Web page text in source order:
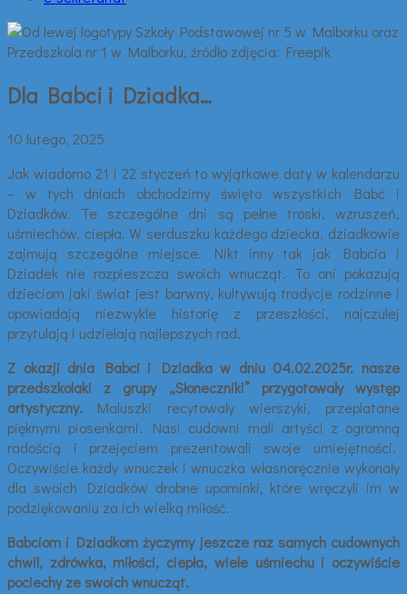
Dla Babci i Dziadka…
10 lutego, 2025
Jak wiadomo 21 i 22 styczeń to wyjątkowe daty w kalendarzu
– w tych dniach obchodzimy święto wszystkich Babć i
Dziadków. Te szczególne dni są pełne troski, wzruszeń,
uśmiechów, ciepła. W serduszku każdego dziecka, dziadkowie
zajmują szczególne miejsce. Nikt inny tak jak Babcia i
Dziadek nie rozpieszcza swoich wnucząt. To oni pokazują
dzieciom jaki świat jest barwny, kultywują tradycje rodzinne i
opowiadają niezwykle historię z przeszłości, najczulej
przytulają i udzielają najlepszych rad.
Z okazji dnia Babci i Dziadka w dniu 04.02.2025r. nasze
przedszkolaki z grupy „Słoneczniki” przygotowały występ
artystyczny. Maluszki recytowały wierszyki, przeplatane
pięknymi piosenkami. Nasi cudowni mali artyści z ogromną
radością i przejęciem prezentowali swoje umiejętności.
Oczywiście każdy wnuczek i wnuczka własnoręcznie wykonały
dla swoich Dziadków drobne upominki, które wręczyli im w
podziękowaniu za ich wielką miłość.
Babciom i Dziadkom życzymy jeszcze raz samych cudownych
chwil, zdrówka, miłości, ciepła, wiele uśmiechu i oczywiście
pociechy ze swoich wnucząt.